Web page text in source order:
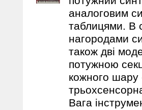
аналоговим
таблицями. В
нагородами
також дві
потужною
кожного
Вага